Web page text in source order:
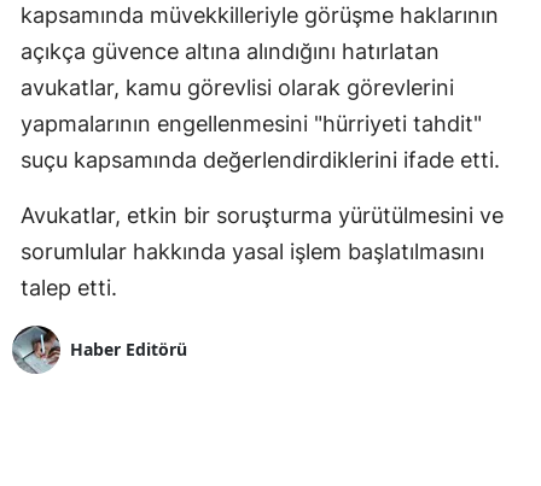
kapsamında müvekkilleriyle görüşme haklarının
açıkça güvence altına alındığını hatırlatan
avukatlar, kamu görevlisi olarak görevlerini
yapmalarının engellenmesini "hürriyeti tahdit"
suçu kapsamında değerlendirdiklerini ifade etti.
Avukatlar, etkin bir soruşturma yürütülmesini ve
sorumlular hakkında yasal işlem başlatılmasını
talep etti.
Haber Editörü